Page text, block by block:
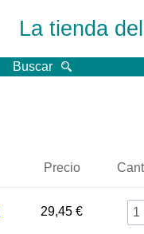
La tienda
Buscar
Precio
29,45 €